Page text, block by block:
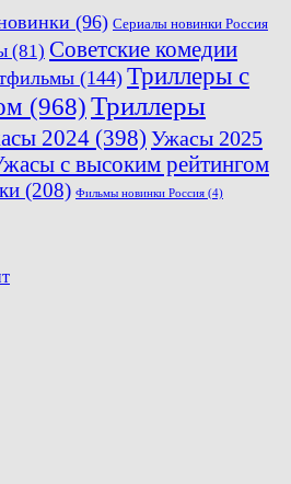
(96) Сериалы новинки Россия
(81) Советские комедии
(144) Триллеры с
(968) Триллеры
2024 (398) Ужасы 2025
с высоким рейтингом
(208) Фильмы новинки Россия (4)